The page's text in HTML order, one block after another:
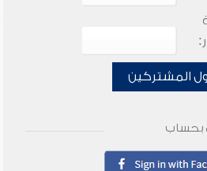
المشتركين
بحساب